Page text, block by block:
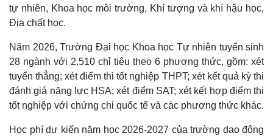
tự nhiên, Khoa học môi trường, Khí tượng và khí hậu học,
Địa chất học.
Năm 2026, Trường Đại học Khoa học Tự nhiên tuyển sinh
28 ngành với 2.510 chỉ tiêu theo 6 phương thức, gồm: xét
tuyển thẳng; xét điểm thi tốt nghiệp THPT; xét kết quả kỳ thi
đánh giá năng lực HSA; xét điểm SAT; xét kết hợp điểm thi
tốt nghiệp với chứng chỉ quốc tế và các phương thức khác.
Học phí dự kiến năm học 2026-2027 của trường dao động